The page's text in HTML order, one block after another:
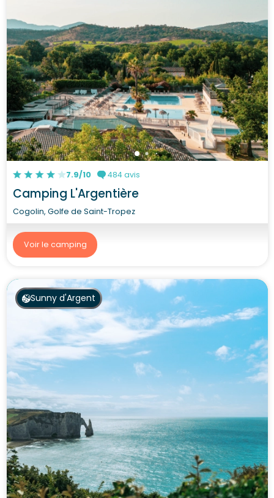
7.9/10 484 avis
Camping L'Argentière
Cogolin, Golfe de Saint-Tropez
Voir le camping
Sunny d'Argent